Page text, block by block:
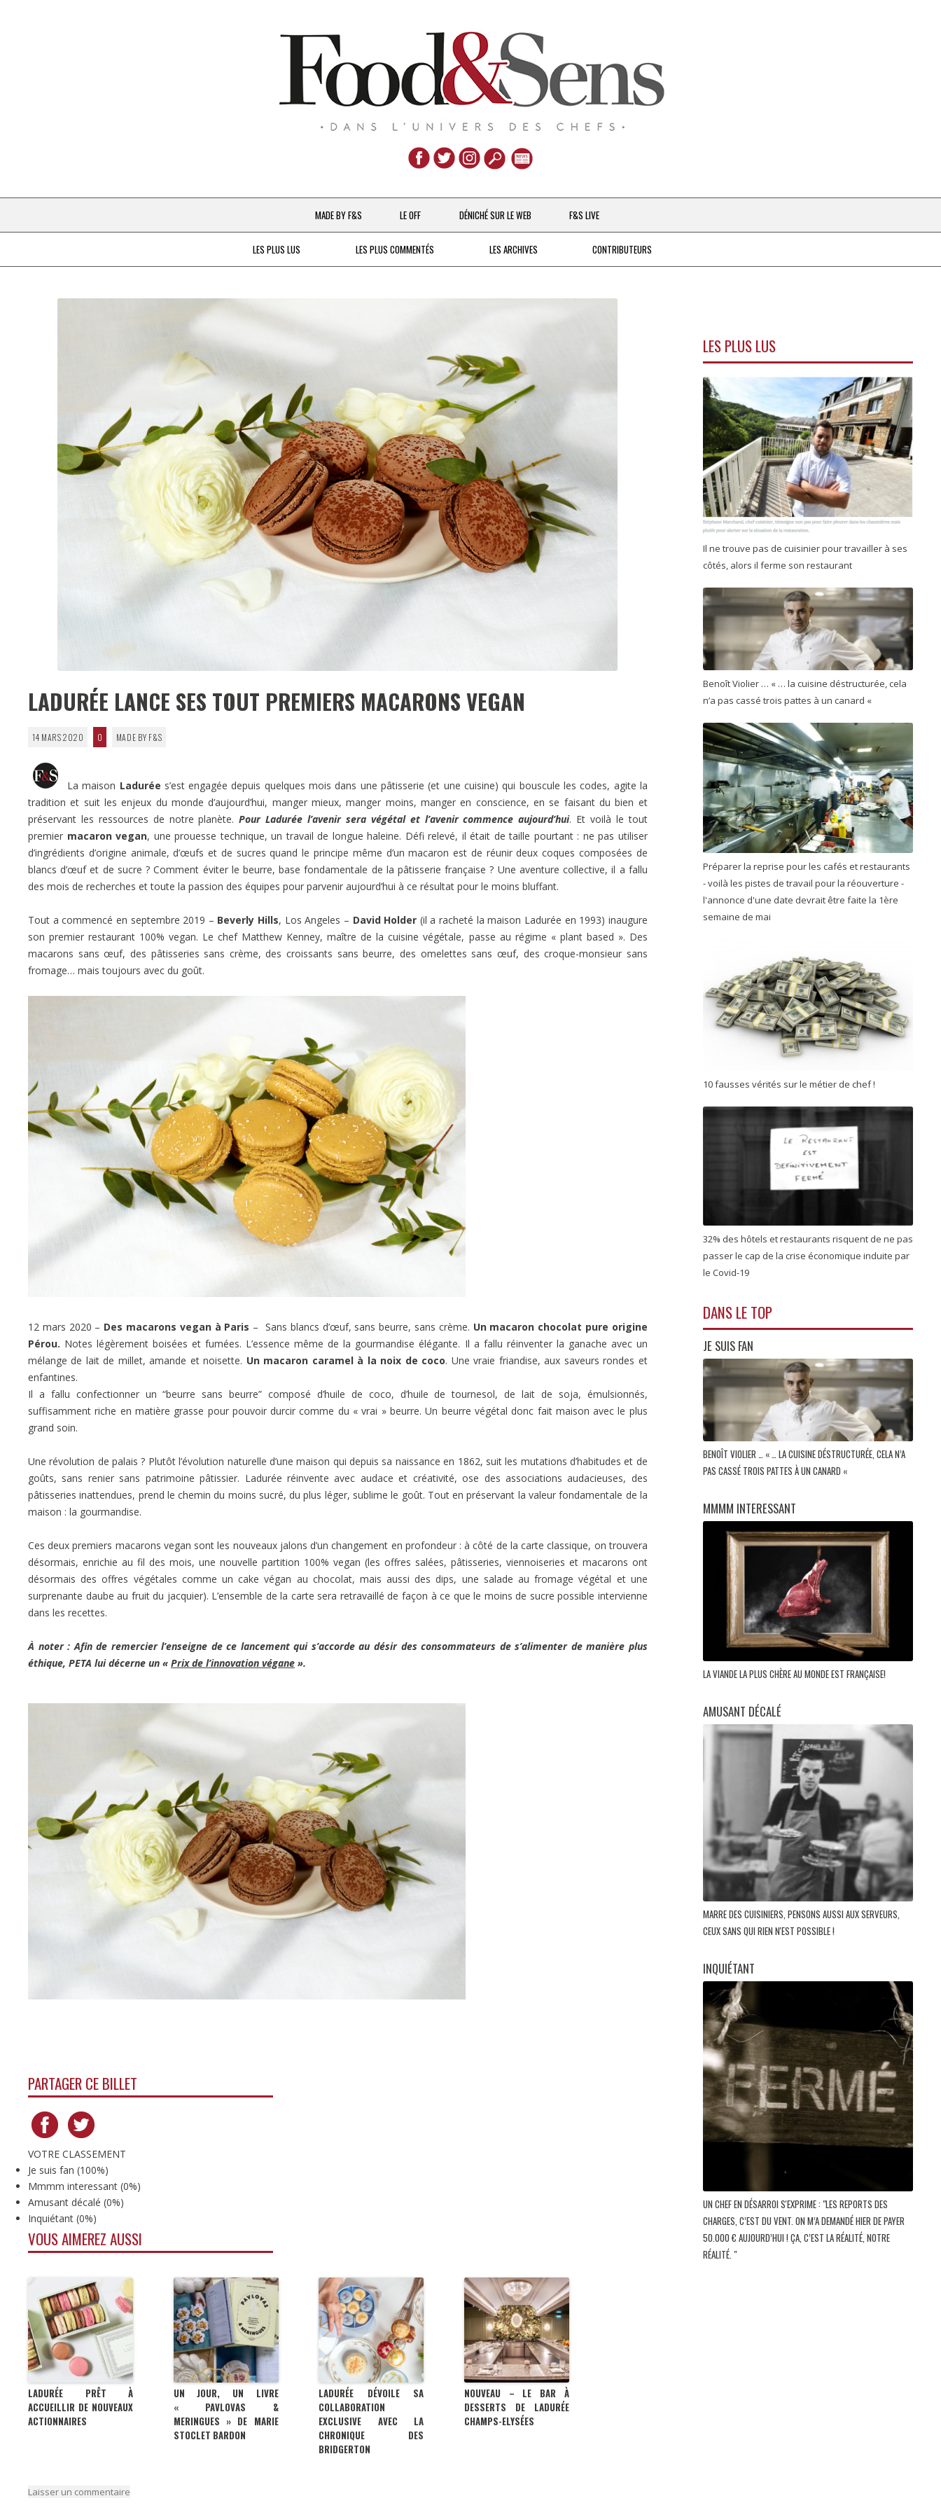
Aller
au
contenu
MADE BY F&S
CHEFS & ACTUALITÉS
LE OFF DÉNICHÉ SUR LE WEB F&S LIVE
LES PLUS LUS LES PLUS COMMENTÉS LES ARCHIVES CONTRIBUTEURS
LADURÉE LANCE SES TOUT PREMIERS MACARONS VEGAN
14 MARS 2020 0 MADE BY F&S
La maison Ladurée s’est engagée depuis quelques mois dans une pâtisserie (et une cuisine) qui bouscule les codes, agite la
tradition et suit les enjeux du monde d’aujourd’hui, manger mieux, manger moins, manger en conscience, en se faisant du bien et
préservant les ressources de notre planète.Pour Ladurée l’avenir sera végétal et l’avenir commence aujourd’hui. Et voilà le tout
premier macaron vegan, une prouesse technique, un travail de longue haleine. Défi relevé, il était de taille pourtant : ne pas utiliser
d’ingrédients d’origine animale, d’œufs et de sucres quand le principe même d’un macaron est de réunir deux coques composées de
blancs d’œuf et de sucre ? Comment éviter le beurre, base fondamentale de la pâtisserie française ? Une aventure collective, il a fallu
des mois de recherches et toute la passion des équipes pour parvenir aujourd’hui à ce résultat pour le moins bluffant.
Tout a commencé en septembre 2019 – Beverly Hills, Los Angeles – David Holder (il a racheté la maison Ladurée en 1993) inaugure
son premier restaurant 100% vegan. Le chef Matthew Kenney, maître de la cuisine végétale, passe au régime « plant based ». Des
macarons sans œuf, des pâtisseries sans crème, des croissants sans beurre, des omelettes sans œuf, des croque-monsieur sans
fromage… mais toujours avec du goût.
12 mars 2020 – Des macarons vegan à Paris – Sans blancs d’œuf, sans beurre, sans crème. Un macaron chocolat pure origine
Pérou. Notes légèrement boisées et fumées. L’essence même de la gourmandise élégante. Il a fallu réinventer la ganache avec un
mélange de lait de millet, amande et noisette. Un macaron caramel à la noix de coco. Une vraie friandise, aux saveurs rondes et
enfantines.
Il a fallu confectionner un “beurre sans beurre” composé d’huile de coco, d’huile de tournesol, de lait de soja, émulsionnés,
suffisamment riche en matière grasse pour pouvoir durcir comme du « vrai » beurre. Un beurre végétal donc fait maison avec le plus
grand soin.
Une révolution de palais ? Plutôt l’évolution naturelle d’une maison qui depuis sa naissance en 1862, suit les mutations d’habitudes et de
goûts, sans renier sans patrimoine pâtissier. Ladurée réinvente avec audace et créativité, ose des associations audacieuses, des
pâtisseries inattendues, prend le chemin du moins sucré, du plus léger, sublime le goût. Tout en préservant la valeur fondamentale de la
maison : la gourmandise.
Ces deux premiers macarons vegan sont les nouveaux jalons d’un changement en profondeur : à côté de la carte classique, on trouvera
désormais, enrichie au fil des mois, une nouvelle partition 100% vegan (les offres salées, pâtisseries, viennoiseries et macarons ont
désormais des offres végétales comme un cake végan au chocolat, mais aussi des dips, une salade au fromage végétal et une
surprenante daube au fruit du jacquier). L’ensemble de la carte sera retravaillé de façon à ce que le moins de sucre possible intervienne
dans les recettes.
À noter : Afin de remercier l’enseigne de ce lancement qui s’accorde au désir des consommateurs de s’alimenter de manière plus
éthique, PETA lui décerne un « Prix de l’innovation végane ».
PARTAGER CE BILLET
VOTRE CLASSEMENT
Je suis fan (100%)
Mmmm interessant (0%)
Amusant décalé (0%)
Inquiétant (0%)
VOUS AIMEREZ AUSSI
LADURÉE PRÊT À
ACCUEILLIR DE NOUVEAUX
ACTIONNAIRES
UN JOUR, UN LIVRE
« PAVLOVAS &
MERINGUES » DE MARIE
STOCLET BARDON
LADURÉE DÉVOILE SA
COLLABORATION
EXCLUSIVE AVEC LA
CHRONIQUE DES
BRIDGERTON
NOUVEAU – LE BAR À
DESSERTS DE LADURÉE
CHAMPS-ELYSÉES
Laisser un commentaire
LES PLUS LUS
Il ne trouve pas de cuisinier pour travailler à ses
côtés, alors il ferme son restaurant
Benoît Violier … « … la cuisine déstructurée, cela
n’a pas cassé trois pattes à un canard «
Préparer la reprise pour les cafés et restaurants
- voilà les pistes de travail pour la réouverture -
l'annonce d'une date devrait être faite la 1ère
semaine de mai
10 fausses vérités sur le métier de chef !
32% des hôtels et restaurants risquent de ne pas
passer le cap de la crise économique induite par
le Covid-19
DANS LE TOP
JE SUIS FAN
BENOÎT VIOLIER … « … LA CUISINE DÉSTRUCTURÉE, CELA N’A
PAS CASSÉ TROIS PATTES À UN CANARD «
MMMM INTERESSANT
LA VIANDE LA PLUS CHÈRE AU MONDE EST FRANÇAISE!
AMUSANT DÉCALÉ
MARRE DES CUISINIERS, PENSONS AUSSI AUX SERVEURS,
CEUX SANS QUI RIEN N'EST POSSIBLE !
INQUIÉTANT
UN CHEF EN DÉSARROI S'EXPRIME : "LES REPORTS DES
CHARGES, C’EST DU VENT. ON M’A DEMANDÉ HIER DE PAYER
50.000 € AUJOURD’HUI ! ÇA, C’EST LA RÉALITÉ, NOTRE
RÉALITÉ. "